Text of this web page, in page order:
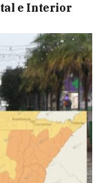
e Interior